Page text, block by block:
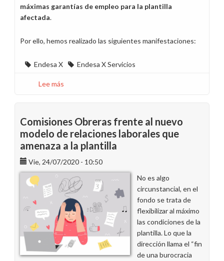
máximas garantías de empleo para la plantilla
afectada.
Por ello, hemos realizado las siguientes manifestaciones:
Endesa X Endesa X Servicios
Lee más
período
de
consultas
por
el
traspaso
de
trabajadores
a
Endesa
X
Servicios
Comisiones Obreras frente al nuevo
modelo de relaciones laborales que
amenaza a la plantilla
Vie, 24/07/2020 - 10:50
No es algo
circunstancial, en el
fondo se trata de
flexibilizar al máximo
las condiciones de la
plantilla. Lo que la
dirección llama el “fin
de una burocracia